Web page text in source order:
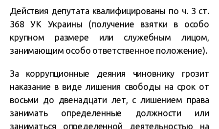
Действия депутата квалифицированы по ч. 3 ст.
368 УК Украины (получение взятки в особо
крупном размере или служебным лицом,
занимающим особо ответственное положение).
За коррупционные деяния чиновнику грозит
наказание в виде лишения свободы на срок от
восьми до двенадцати лет, с лишением права
занимать определенные должности или
заниматься определенной деятельностью на